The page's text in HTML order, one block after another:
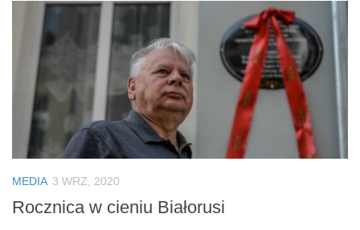
MEDIA 3 WRZ, 2020
Rocznica w cieniu Białorusi